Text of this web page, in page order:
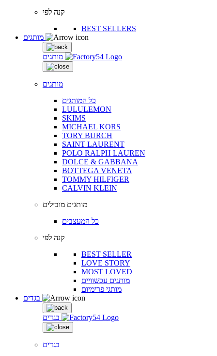
קנה לפי
BEST SELLERS
מותגים
מותגים
כל המותגים
LULULEMON
SKIMS
MICHAEL KORS
TORY BURCH
SAINT LAURENT
POLO RALPH LAUREN
DOLCE & GABBANA
BOTTEGA VENETA
TOMMY HILFIGER
CALVIN KLEIN
מותגים מובילים
כל המעצבים
קנה לפי
BEST SELLER
LOVE STORY
MOST LOVED
מותגים עכשוויים
מותגי פרימיום
בגדים
בגדים